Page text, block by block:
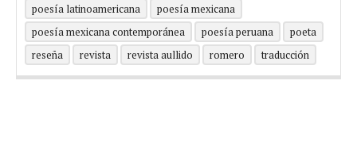
poesía latinoamericana
poesía mexicana
poesía mexicana contemporánea
poesía peruana
poeta
reseña
revista revista aullido romero traducción